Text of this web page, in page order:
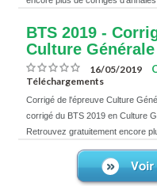
BTS 2019 -
Culture Générale
16/05/2019
Téléchargements
Corrigé de l'épreuve Culture
corrigé du BTS 2019 en Culture
Retrouvez gratuitement encore